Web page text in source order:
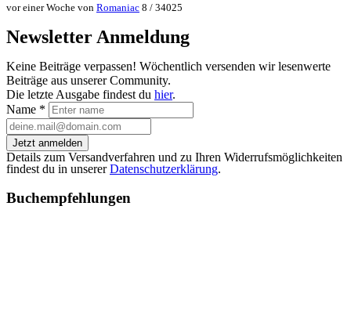
vor einer Woche von Romaniac 8 / 34025
Newsletter Anmeldung
Keine Beiträge verpassen! Wöchentlich versenden wir lesenwerte
Beiträge aus unserer Community.
Die letzte Ausgabe findest du hier.
Name *
Jetzt anmelden
Details zum Versandverfahren und zu Ihren Widerrufsmöglichkeiten
findest du in unsererDatenschutzerklärung.
Buchempfehlungen